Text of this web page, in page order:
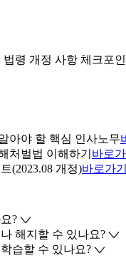
령 개정 사항 체크포
아야 할 핵심 인사노무
처벌법 이해하기 바로가
(2023.08 개정)바로가기
?
해지할 수 있나요?
습할 수 있나요?